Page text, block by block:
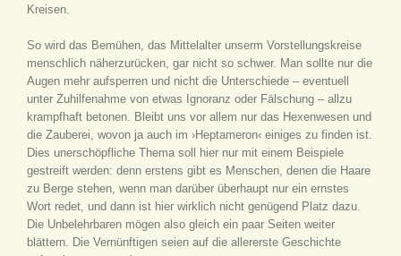
Kreisen.
So wird das Bemühen, das Mittelalter unserm Vorstellungskreise
menschlich näherzurücken, gar nicht so schwer. Man sollte nur die
Augen mehr aufsperren und nicht die Unterschiede – eventuell
unter Zuhilfenahme von etwas Ignoranz oder Fälschung – allzu
krampfhaft betonen. Bleibt uns vor allem nur das Hexenwesen und
die Zauberei, wovon ja auch im ›Heptameron‹ einiges zu finden ist.
Dies unerschöpfliche Thema soll hier nur mit einem Beispiele
gestreift werden: denn erstens gibt es Menschen, denen die Haare
zu Berge stehen, wenn man darüber überhaupt nur ein ernstes
Wort redet, und dann ist hier wirklich nicht genügend Platz dazu.
Die Unbelehrbaren mögen also gleich ein paar Seiten weiter
blättern. Die Vernünftigen seien auf die allererste Geschichte